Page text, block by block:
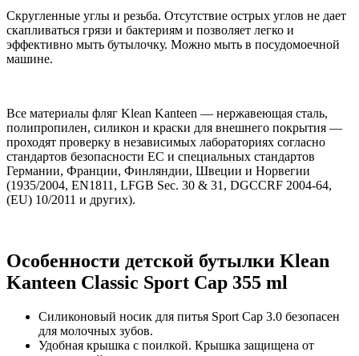
Cкругленные углы и резьба. Отсутствие острых углов не дает
скапливаться грязи и бактериям и позволяет легко и
эффективно мыть бутылочку. Можно мыть в посудомоечной
машине.
Все материалы фляг Klean Kanteen — нержавеющая сталь,
полипропилен, силикон и краски для внешнего покрытия —
проходят проверку в независимых лабораториях согласно
стандартов безопасности ЕС и специальных стандартов
Германии, Франции, Финляндии, Швеции и Норвегии
(1935/2004, EN1811, LFGB Sec. 30 & 31, DGCCRF 2004-64,
(EU) 10/2011 и других).
Особенности детской бутылки Klean
Kanteen Classic Sport Cap 355 ml
Силиконовый носик для питья Sport Cap 3.0 безопасен
для молочных зубов.
Удобная крышка с поилкой. Крышка защищена от